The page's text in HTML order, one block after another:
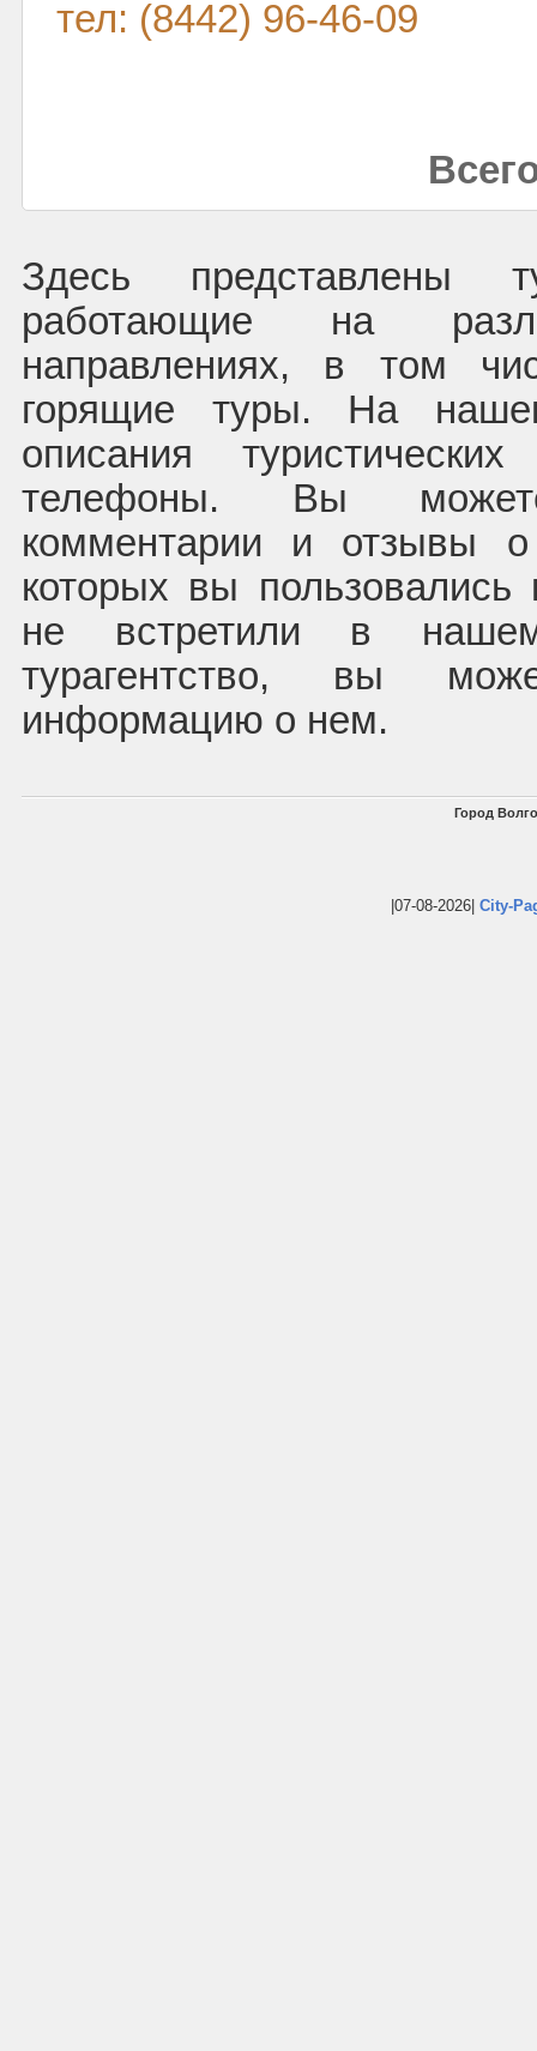
тел: (8442) 96-46-09
Здесь представлены
работающие на
направлениях, в том
горящие туры. На
описания
телефоны. Вы
комментарии и отзывы
которых вы
не встретили в
турагентство, вы
информацию о нем.
Город
|07-08-2026| City-